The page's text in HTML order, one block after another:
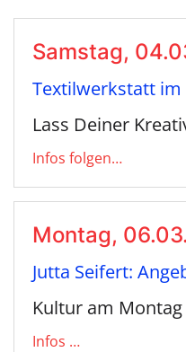
Samstag,
Textilwerkstatt im
Lass Deiner
Infos folgen…
Montag,
Jutta Seifert:
Kultur am Montag
Infos …